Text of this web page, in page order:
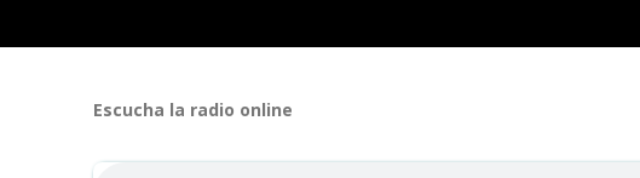
Escucha la radio online